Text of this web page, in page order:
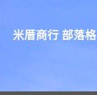
米厝商行 部落格